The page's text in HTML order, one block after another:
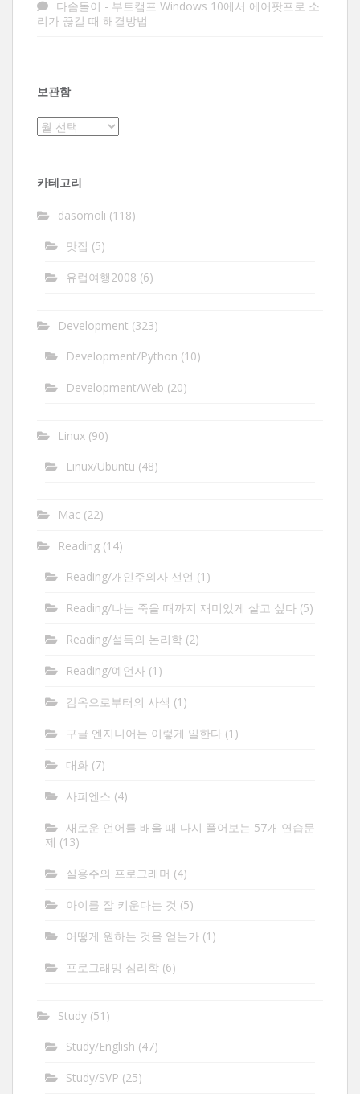
다솜돌이 - 부트캠프 Windows 10에서 에어팟프로 소
리가 끊길 때 해결방법
보관함
보
카테고리
dasomoli (118)
맛집 (5)
유럽여행2008 (6)
Development (323)
Development/Python (10)
Development/Web (20)
Linux (90)
Linux/Ubuntu (48)
Mac (22)
Reading (14)
Reading/개인주의자 선언 (1)
Reading/나는 죽을 때까지 재미있게 살고 싶다 (5)
Reading/설득의 논리학 (2)
Reading/예언자 (1)
감옥으로부터의 사색 (1)
구글 엔지니어는 이렇게 일한다 (1)
대화 (7)
사피엔스 (4)
새로운 언어를 배울 때 다시 풀어보는 57개 연습문
제 (13)
실용주의 프로그래머 (4)
아이를 잘 키운다는 것 (5)
어떻게 원하는 것을 얻는가 (1)
프로그래밍 심리학 (6)
Study (51)
Study/English (47)
Study/SVP (25)